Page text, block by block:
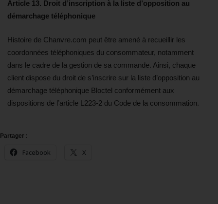
Article 13. Droit d’inscription à la liste d’opposition au
démarchage téléphonique
Histoire de Chanvre.com peut être amené à recueillir les
coordonnées téléphoniques du consommateur, notamment
dans le cadre de la gestion de sa commande. Ainsi, chaque
client dispose du droit de s’inscrire sur la liste d’opposition au
démarchage téléphonique Bloctel conformément aux
dispositions de l’article L223-2 du Code de la consommation.
Partager :
Facebook X